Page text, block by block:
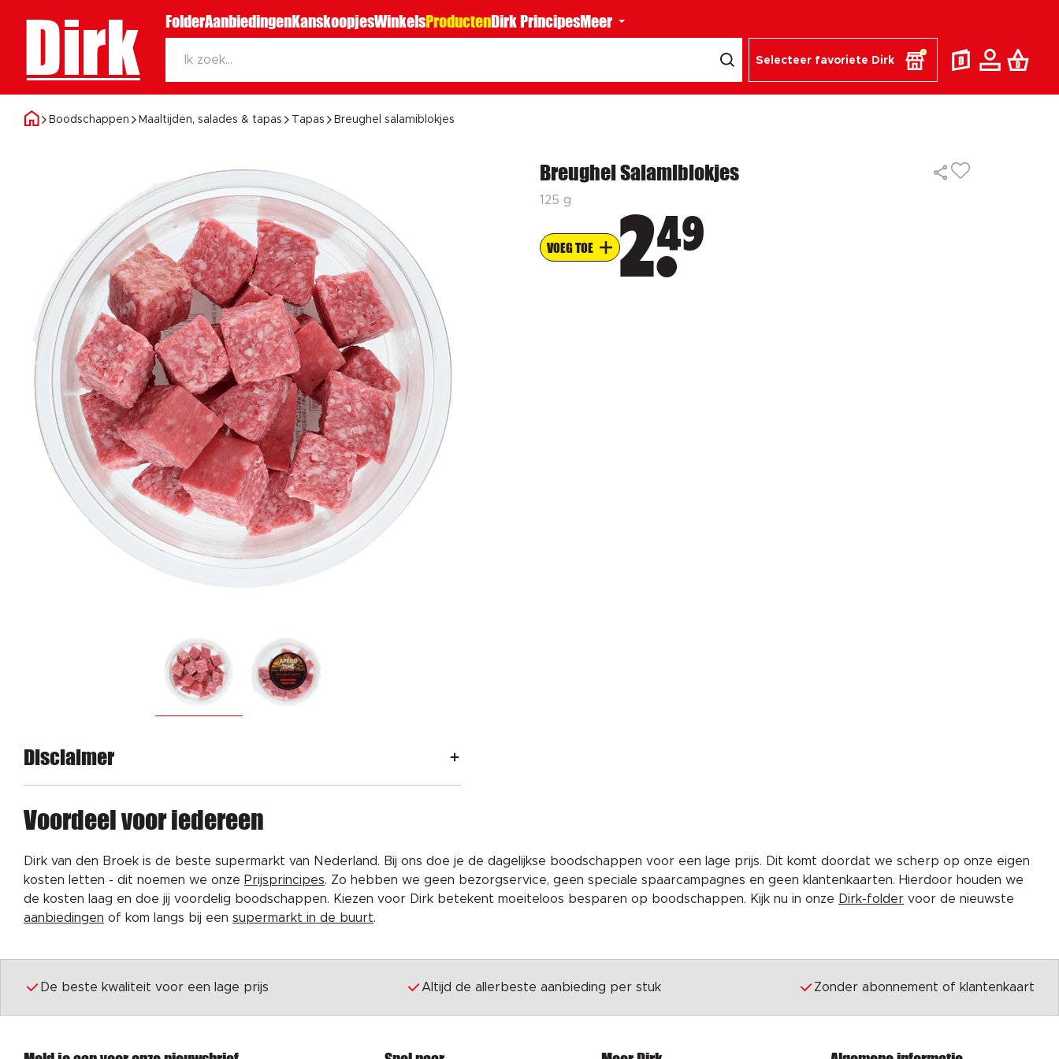
Dirk FolderAanbiedingenKanskoopjesWinkelsProductenDirk PrincipesMeer
Selecteer favoriete Dirk
Boodschappen Maaltijden, salades & tapas Tapas Breughel salamiblokjes
Breughel Salamiblokjes
125 g
VOEG TOE 249
Disclaimer
Voordeel voor iedereen
Dirk van den Broek is de beste supermarkt van Nederland. Bij ons doe je de dagelijkse boodschappen voor een lage prijs. Dit komt doordat we scherp op onze eigen
kosten letten - dit noemen we onze Prijsprincipes. Zo hebben we geen bezorgservice, geen speciale spaarcampagnes en geen klantenkaarten. Hierdoor houden we
de kosten laag en doe jij voordelig boodschappen. Kiezen voor Dirk betekent moeiteloos besparen op boodschappen. Kijk nu in onze Dirk-folder voor de nieuwste
aanbiedingen of kom langs bij een supermarkt in de buurt.
De beste kwaliteit voor een lage prijs Altijd de allerbeste aanbieding per stuk Zonder abonnement of klantenkaart